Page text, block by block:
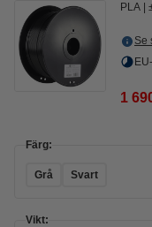
PLA
Se
1
Färg:
Grå Svart
Vikt: